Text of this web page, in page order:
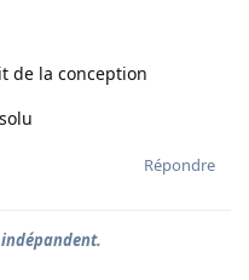
de la conception
Répondre